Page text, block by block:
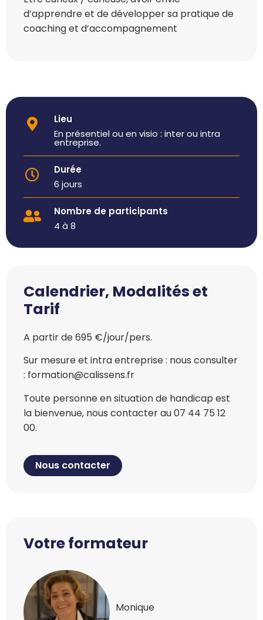
d’apprendre et de développer sa pratique de
coaching et d’accompagnement
Lieu
En présentiel ou en visio : inter ou intra
entreprise.
Durée
6 jours
Nombre de participants
4 à 8
Calendrier, Modalités et
Tarif
A partir de 695 €/jour/pers.
Sur mesure et intra entreprise : nous consulter
: formation@calissens.fr
Toute personne en situation de handicap est
la bienvenue, nous contacter au 07 44 75 12
00.
Nous contacter
Votre formateur
Monique